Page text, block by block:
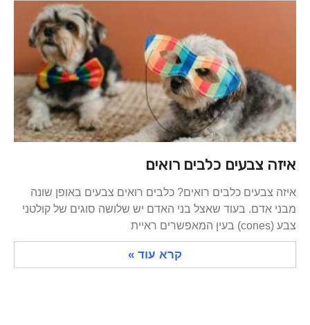
איזה צבעים כלבים רואים
איזה צבעים כלבים רואים? כלבים רואים צבעים באופן שונה
מבני אדם. בעוד שאצל בני האדם יש שלושה סוגים של קולטני
צבע (cones) בעין המאפשרים ראיית
קרא עוד »